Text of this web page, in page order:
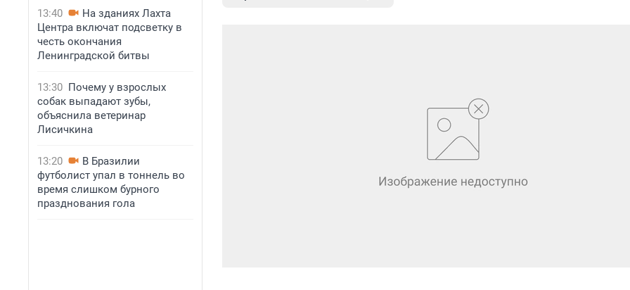
13:40
На зданиях Лахта
Центра включат подсветку в
честь окончания
Ленинградской битвы
13:30 Почему у взрослых
собак выпадают зубы,
объяснила ветеринар
Лисичкина
13:20
В Бразилии
футболист упал в тоннель во
время слишком бурного
празднования гола